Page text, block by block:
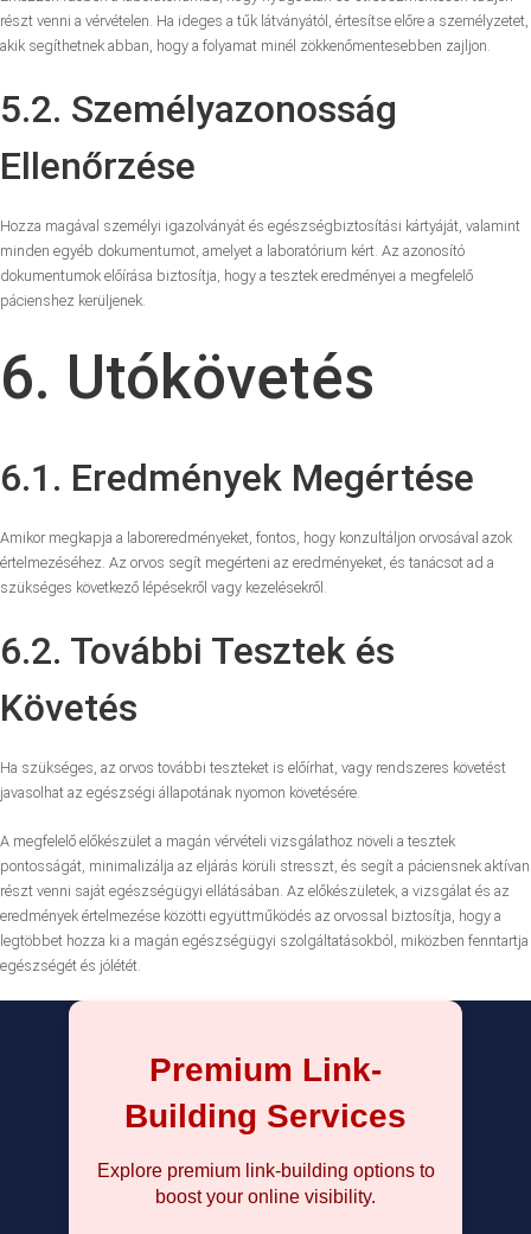
részt venni a vérvételen. Ha ideges a tűk látványától, értesítse előre a személyzetet,
akik segíthetnek abban, hogy a folyamat minél zökkenőmentesebben zajljon.
5.2. Személyazonosság
Ellenőrzése
Hozza magával személyi igazolványát és egészségbiztosítási kártyáját, valamint
minden egyéb dokumentumot, amelyet a laboratórium kért. Az azonosító
dokumentumok előírása biztosítja, hogy a tesztek eredményei a megfelelő
pácienshez kerüljenek.
6. Utókövetés
6.1. Eredmények Megértése
Amikor megkapja a laboreredményeket, fontos, hogy konzultáljon orvosával azok
értelmezéséhez. Az orvos segít megérteni az eredményeket, és tanácsot ad a
szükséges következő lépésekről vagy kezelésekről.
6.2. További Tesztek és
Követés
Ha szükséges, az orvos további teszteket is előírhat, vagy rendszeres követést
javasolhat az egészségi állapotának nyomon követésére.
A megfelelő előkészület a magán vérvételi vizsgálathoz növeli a tesztek
pontosságát, minimalizálja az eljárás körüli stresszt, és segít a páciensnek aktívan
részt venni saját egészségügyi ellátásában. Az előkészületek, a vizsgálat és az
eredmények értelmezése közötti együttműködés az orvossal biztosítja, hogy a
legtöbbet hozza ki a magán egészségügyi szolgáltatásokból, miközben fenntartja
egészségét és jólétét.
Premium Link-
Building Services
Explore premium link-building options to
boost your online visibility.